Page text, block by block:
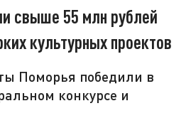
свыше 55 млн рублей
культурных проектов
Поморья победили в
конкурсе и